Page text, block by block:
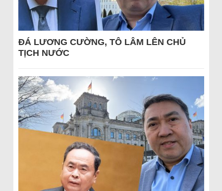
ĐÁ LƯƠNG CƯỜNG, TÔ LÂM LÊN CHỦ
TỊCH NƯỚC